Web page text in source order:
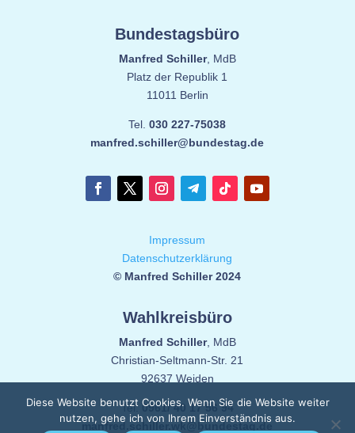
Bundestagsbüro
Manfred Schiller, MdB
Platz der Republik 1
11011 Berlin
Tel.030 227-75038
manfred.schiller@bundestag.de
Impressum
Datenschutzerklärung
© Manfred Schiller 2024
Wahlkreisbüro
Manfred Schiller, MdB
Christian-Seltmann-Str. 21
92637 Weiden
Tel. 0961/ 40 17 56 94
manfred.schiller.wk@bundestag.de
Diese Website benutzt Cookies. Wenn Sie die Website weiter
nutzen, gehe ich von Ihrem Einverständnis aus.